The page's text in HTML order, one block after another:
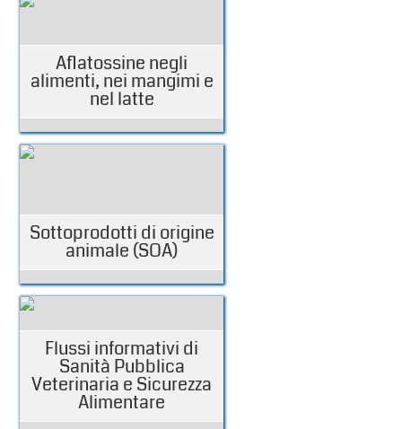
Aflatossine negli
alimenti, nei mangimi e
nel latte
Sottoprodotti di origine
animale (SOA)
Flussi informativi di
Sanità Pubblica
Veterinaria e Sicurezza
Alimentare